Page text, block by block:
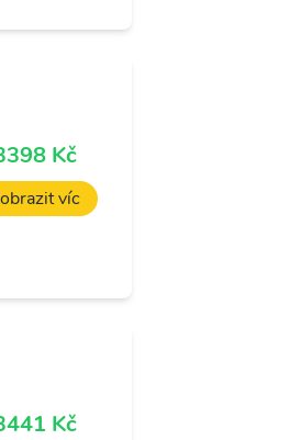
Kč
víc
Kč